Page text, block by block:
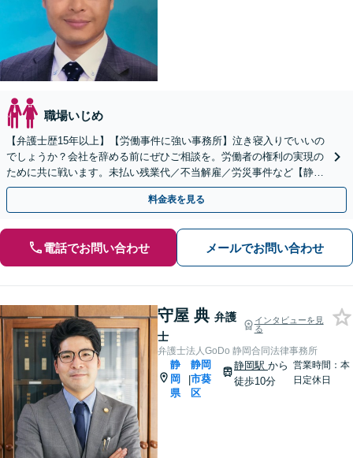
職場いじめ
【弁護士歴15年以上】【労働事件に強い事務所】泣き寝入りでいいの
でしょうか？会社を辞める前にぜひご相談を。労働者の権利の実現の
ために共に戦います。未払い残業代／不当解雇／労災事件など【静岡
駅10分】【初回相談無料】【夜間・休日相談可能】
料金表を見る
電話でお問い合わせ メールでお問い合わせ
守屋 典 弁護
士
インタビューを見
る
弁護士法人GoDo 静岡合同法律事務所
静
岡
県
|
静岡
市葵
区
静岡駅 から
徒歩10分
営業時間：本
日定休日